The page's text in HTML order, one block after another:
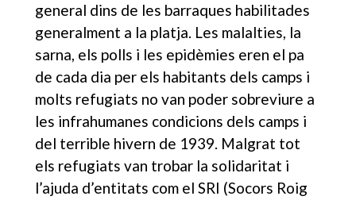
general dins de les barraques habilitades
generalment a la platja. Les malalties, la
sarna, els polls i les epidèmies eren el pa
de cada dia per els habitants dels camps i
molts refugiats no van poder sobreviure a
les infrahumanes condicions dels camps i
del terrible hivern de 1939. Malgrat tot
els refugiats van trobar la solidaritat i
l’ajuda d’entitats com el SRI (Socors Roig